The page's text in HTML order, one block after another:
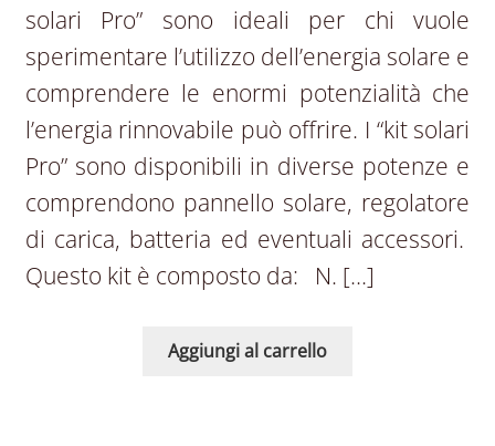
solari Pro” sono ideali per chi vuole
sperimentare l’utilizzo dell’energia solare e
comprendere le enormi potenzialità che
l’energia rinnovabile può offrire. I “kit solari
Pro” sono disponibili in diverse potenze e
comprendono pannello solare, regolatore
di carica, batteria ed eventuali accessori.
Questo kit è composto da: N. […]
Aggiungi al carrello